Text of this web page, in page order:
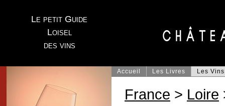
Le petit Guide
Loisel
des vins
Accueil Les Livres Les Vins
France > Loire